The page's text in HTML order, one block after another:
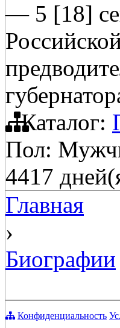
— 5 [18]
Каталог:
Пол:
4417
Главная
›
Биографии
Конфиденциальность